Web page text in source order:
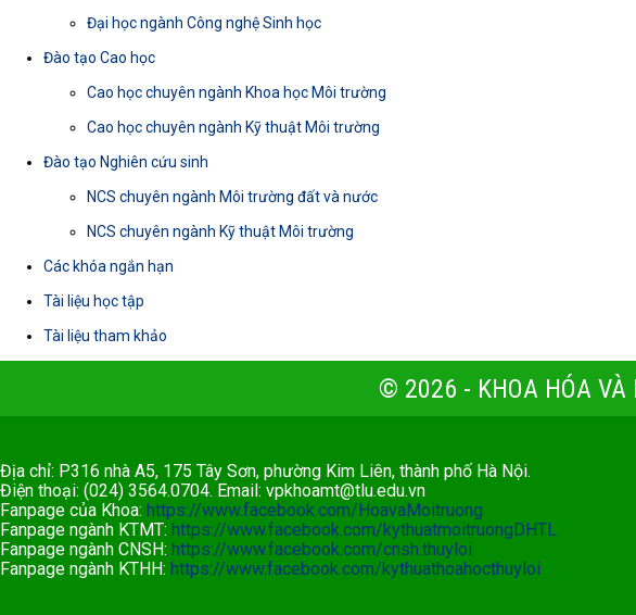
Đại học ngành Công nghệ Sinh học
Đào tạo Cao học
Cao học chuyên ngành Khoa học Môi trường
Cao học chuyên ngành Kỹ thuật Môi trường
Đào tạo Nghiên cứu sinh
NCS chuyên ngành Môi trường đất và nước
NCS chuyên ngành Kỹ thuật Môi trường
Các khóa ngắn hạn
Tài liệu học tập
Tài liệu tham khảo
© 2026 - KHOA HÓA VÀ
Địa chỉ: P316 nhà A5, 175 Tây Sơn, phường Kim Liên, thành phố Hà Nội.
Điện thoại: (024) 3564.0704. Email: vpkhoamt@tlu.edu.vn
Fanpage của Khoa: https://www.facebook.com/HoavaMoitruong
Fanpage ngành KTMT: https://www.facebook.com/kythuatmoitruongDHTL
Fanpage ngành CNSH: https://www.facebook.com/cnsh.thuyloi
Fanpage ngành KTHH: https://www.facebook.com/kythuathoahocthuyloi